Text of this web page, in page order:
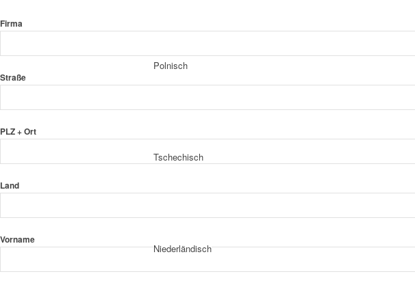
Polnisch
Tschechisch
Niederländisch
Firma
Straße
PLZ + Ort
Land
Vorname